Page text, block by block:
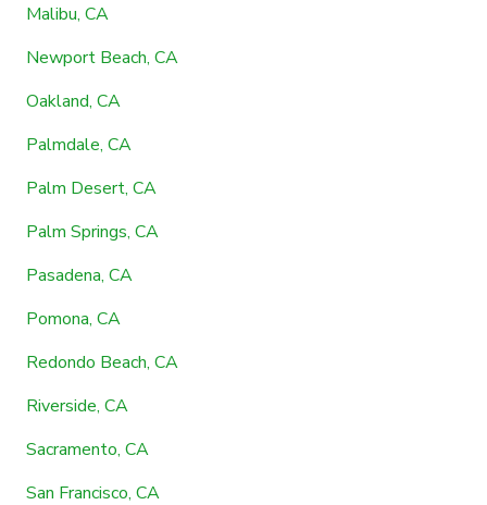
Malibu, CA
Newport Beach, CA
Oakland, CA
Palmdale, CA
Palm Desert, CA
Palm Springs, CA
Pasadena, CA
Pomona, CA
Redondo Beach, CA
Riverside, CA
Sacramento, CA
San Francisco, CA